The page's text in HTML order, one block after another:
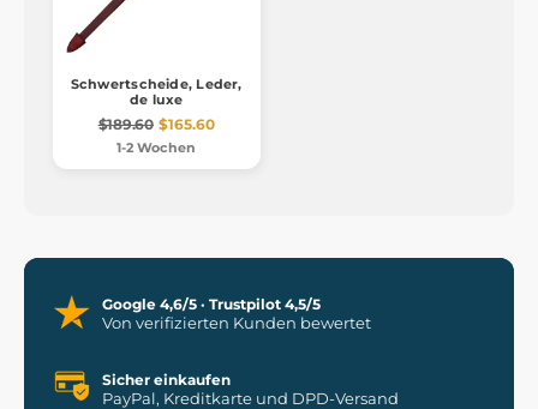
Schwertscheide, Leder,
de luxe
$189.60 $165.60
1-2 Wochen
Google 4,6/5 · Trustpilot 4,5/5
Von verifizierten Kunden bewertet
Sicher einkaufen
PayPal, Kreditkarte und DPD-Versand